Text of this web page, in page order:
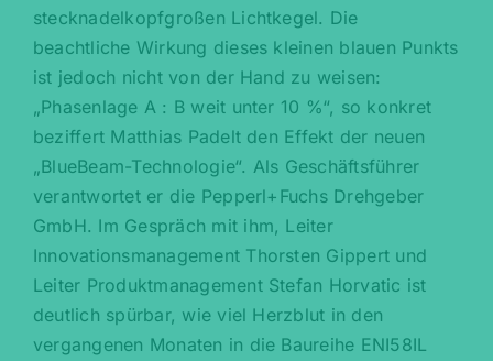
stecknadelkopfgroßen Lichtkegel. Die
beachtliche Wirkung dieses kleinen blauen Punkts
ist jedoch nicht von der Hand zu weisen:
„Phasenlage A : B weit unter 10 %“, so konkret
beziffert Matthias Padelt den Effekt der neuen
„BlueBeam-Technologie“. Als Geschäftsführer
verantwortet er die Pepperl+Fuchs Drehgeber
GmbH. Im Gespräch mit ihm, Leiter
Innovationsmanagement Thorsten Gippert und
Leiter Produktmanagement Stefan Horvatic ist
deutlich spürbar, wie viel Herzblut in den
vergangenen Monaten in die Baureihe ENI58IL